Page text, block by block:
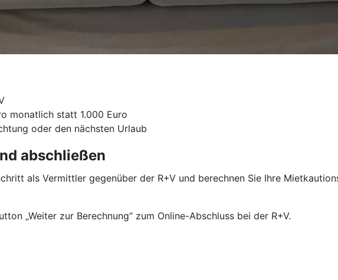
monatlich statt 1.000 Euro
oder den nächsten Urlaub
abschließen
als Vermittler gegenüber der R+V und berechnen Sie Ihre
„Weiter zur Berechnung“ zum Online-Abschluss bei der R+V.